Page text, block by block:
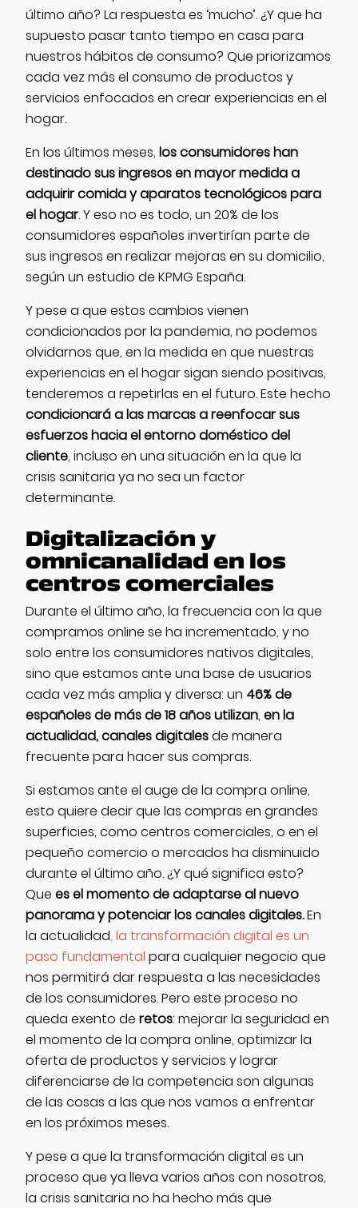
último año? La respuesta es ‘mucho’. ¿Y que ha
supuesto pasar tanto tiempo en casa para
nuestros hábitos de consumo? Que priorizamos
cada vez más el consumo de productos y
servicios enfocados en crear experiencias en el
hogar.
En los últimos meses, los consumidores han
destinado sus ingresos en mayor medida a
adquirir comida y aparatos tecnológicos para
el hogar. Y eso no es todo, un 20% de los
consumidores españoles invertirían parte de
sus ingresos en realizar mejoras en su domicilio,
según un estudio de KPMG España.
Y pese a que estos cambios vienen
condicionados por la pandemia, no podemos
olvidarnos que, en la medida en que nuestras
experiencias en el hogar sigan siendo positivas,
tenderemos a repetirlas en el futuro. Este hecho
condicionará a las marcas a reenfocar sus
esfuerzos hacia el entorno doméstico del
cliente, incluso en una situación en la que la
crisis sanitaria ya no sea un factor
determinante.
Digitalización y
omnicanalidad en los
centros comerciales
Durante el último año, la frecuencia con la que
compramos online se ha incrementado, y no
solo entre los consumidores nativos digitales,
sino que estamos ante una base de usuarios
cada vez más amplia y diversa: un 46% de
españoles de más de 18 años utilizan, en la
actualidad, canales digitalesde manera
frecuente para hacer sus compras.
Si estamos ante el auge de la compra online,
esto quiere decir que las compras en grandes
superficies, como centros comerciales, o en el
pequeño comercio o mercados ha disminuido
durante el último año. ¿Y qué significa esto?
Que es el momento de adaptarse al nuevo
panorama y potenciar los canales digitales.En
la actualidad, la transformación digital es un
paso fundamental para cualquier negocio que
nos permitirá dar respuesta a las necesidades
de los consumidores. Pero este proceso no
queda exento de retos: mejorar la seguridad en
el momento de la compra online, optimizar la
oferta de productos y servicios y lograr
diferenciarse de la competencia son algunas
de las cosas a las que nos vamos a enfrentar
en los próximos meses.
Y pese a que la transformación digital es un
proceso que ya lleva varios años con nosotros,
la crisis sanitaria no ha hecho más que